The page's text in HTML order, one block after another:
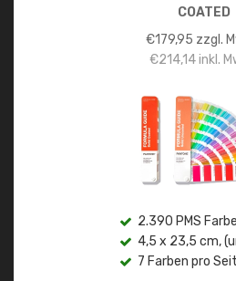
COATED
€179,95 zzgl.
€214,14inkl.
2.390 PMS
4,5 x 23,5 cm,
7 Farben pro